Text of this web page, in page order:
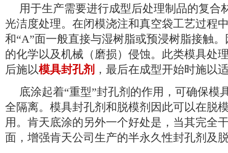
用于生产需要进行成型后处理制品的复合
光洁度处理。在闭模浇注和真空袋工艺过程
和“A”面一般直接与湿树脂或预浸树脂接触
的化学以及机械（磨损）侵蚀。此类模具处
后施以模具封孔剂 ，最后在成型开始时施以
底涂起着“重型”封孔剂的作用，可确保模
全隔离。模具封孔剂和脱模剂因此可以在脱
用。肯天底涂的另外一个好处是，当其完全
面，增强肯天公司生产的半永久性封孔剂